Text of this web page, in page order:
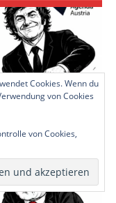
Cookies. Wenn du
von Cookies
von Cookies,